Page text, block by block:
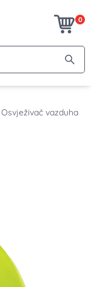
0
Osvježivač vazduha